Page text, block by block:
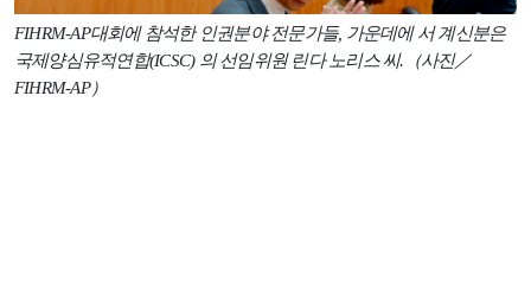
FIHRM-AP대회에 참석한 인권분야 전문가들, 가운데에 서 계신분은
국제양심유적연합(ICSC) 의 선임위원 린다 노리스 씨.（사진／
FIHRM-AP）